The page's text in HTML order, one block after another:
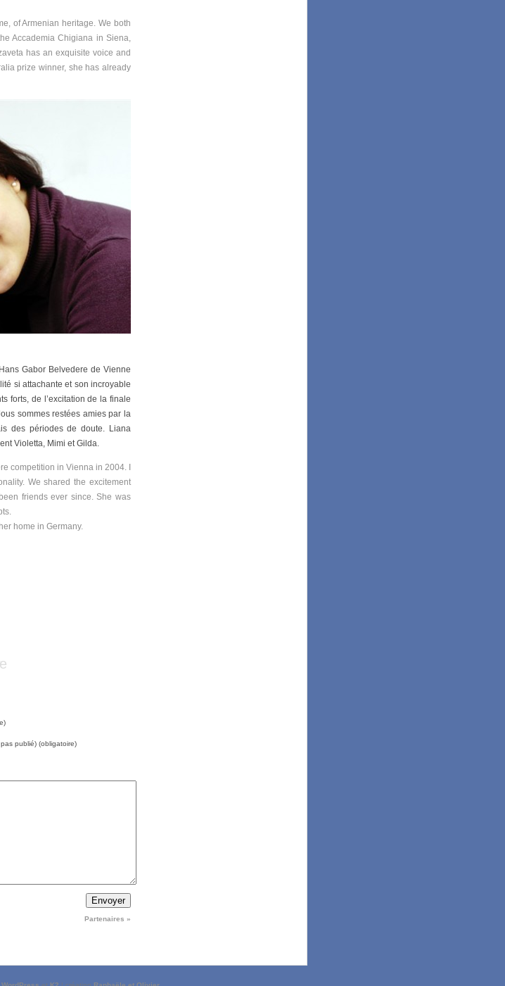
of Armenian heritage. We both
Accademia Chigiana in Siena,
has an exquisite voice and
prize winner, she has already
Gabor Belvedere de Vienne
si attachante et son incroyable
forts, de l’excitation de la finale
sommes restées amies par la
des périodes de doute. Liana
Violetta, Mimi et Gilda.
competition in Vienna in 2004. I
We shared the excitement
friends ever since. She was
home in Germany.
publié) (obligatoire)
Partenaires »